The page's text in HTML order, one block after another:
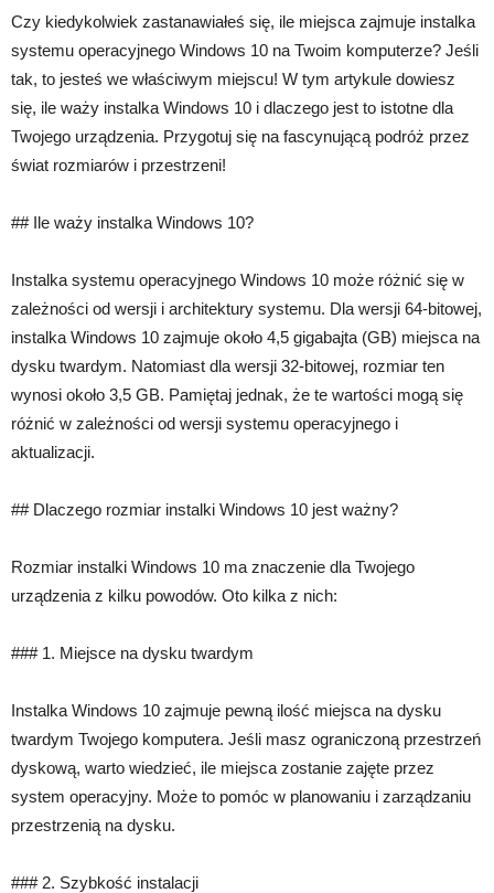
Czy kiedykolwiek zastanawiałeś się, ile miejsca zajmuje instalka
systemu operacyjnego Windows 10 na Twoim komputerze? Jeśli
tak, to jesteś we właściwym miejscu! W tym artykule dowiesz
się, ile waży instalka Windows 10 i dlaczego jest to istotne dla
Twojego urządzenia. Przygotuj się na fascynującą podróż przez
świat rozmiarów i przestrzeni!
## Ile waży instalka Windows 10?
Instalka systemu operacyjnego Windows 10 może różnić się w
zależności od wersji i architektury systemu. Dla wersji 64-bitowej,
instalka Windows 10 zajmuje około 4,5 gigabajta (GB) miejsca na
dysku twardym. Natomiast dla wersji 32-bitowej, rozmiar ten
wynosi około 3,5 GB. Pamiętaj jednak, że te wartości mogą się
różnić w zależności od wersji systemu operacyjnego i
aktualizacji.
## Dlaczego rozmiar instalki Windows 10 jest ważny?
Rozmiar instalki Windows 10 ma znaczenie dla Twojego
urządzenia z kilku powodów. Oto kilka z nich:
### 1. Miejsce na dysku twardym
Instalka Windows 10 zajmuje pewną ilość miejsca na dysku
twardym Twojego komputera. Jeśli masz ograniczoną przestrzeń
dyskową, warto wiedzieć, ile miejsca zostanie zajęte przez
system operacyjny. Może to pomóc w planowaniu i zarządzaniu
przestrzenią na dysku.
### 2. Szybkość instalacji